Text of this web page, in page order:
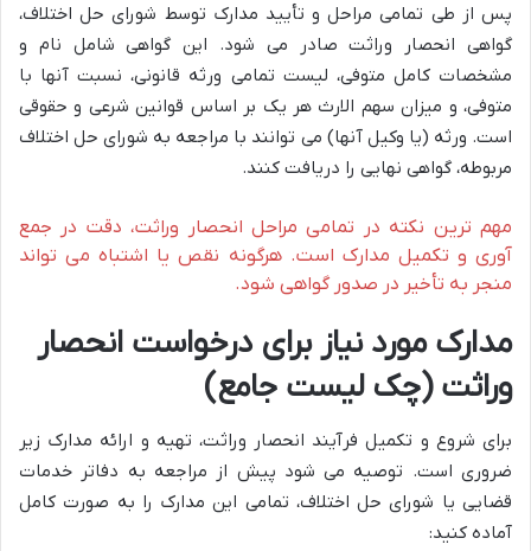
پس از طی تمامی مراحل و تأیید مدارک توسط شورای حل اختلاف،
گواهی انحصار وراثت صادر می شود. این گواهی شامل نام و
مشخصات کامل متوفی، لیست تمامی ورثه قانونی، نسبت آنها با
متوفی، و میزان سهم الارث هر یک بر اساس قوانین شرعی و حقوقی
است. ورثه (یا وکیل آنها) می توانند با مراجعه به شورای حل اختلاف
مربوطه، گواهی نهایی را دریافت کنند.
مهم ترین نکته در تمامی مراحل انحصار وراثت، دقت در جمع
آوری و تکمیل مدارک است. هرگونه نقص یا اشتباه می تواند
منجر به تأخیر در صدور گواهی شود.
مدارک مورد نیاز برای درخواست انحصار
وراثت (چک لیست جامع)
برای شروع و تکمیل فرآیند انحصار وراثت، تهیه و ارائه مدارک زیر
ضروری است. توصیه می شود پیش از مراجعه به دفاتر خدمات
قضایی یا شورای حل اختلاف، تمامی این مدارک را به صورت کامل
آماده کنید: